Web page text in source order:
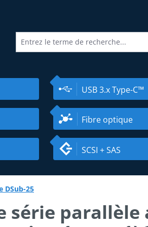
USB 3.x Type-C™
Fibre optique
SCSI + SAS
DSub-25
série parallèle